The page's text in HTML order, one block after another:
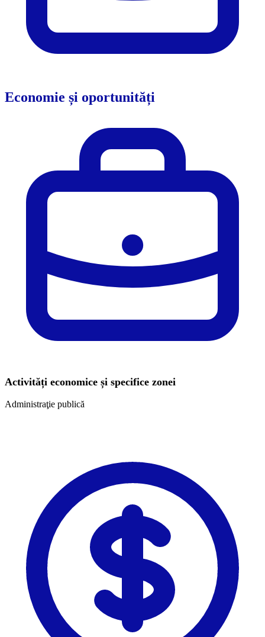
Economie și oportunități
Activități economice și specifice zonei
Administraţie publică